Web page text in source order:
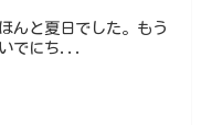
んと夏日でした。もう
でにち...